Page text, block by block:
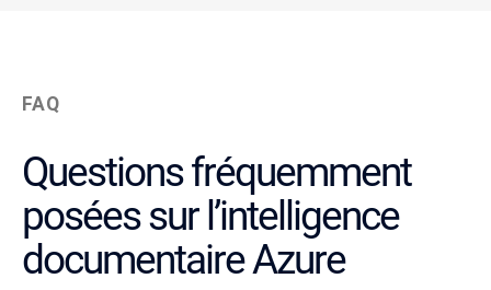
FAQ
Questions fréquemment
posées sur l’intelligence
documentaire Azure